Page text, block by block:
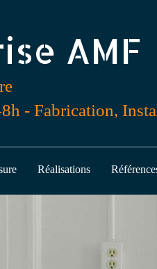
AMF
- Fabrication,
Réalisations